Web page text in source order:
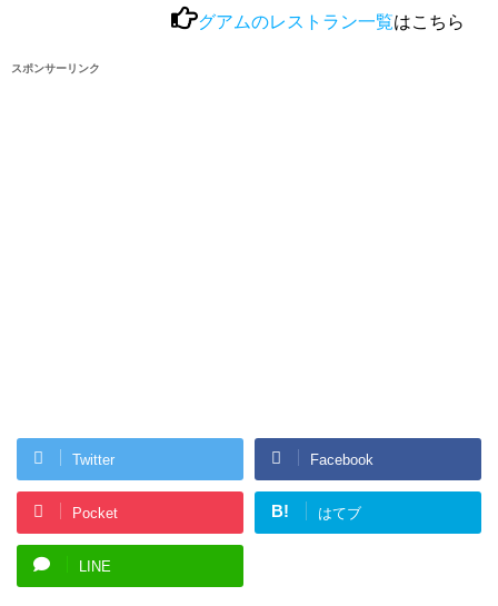
グアムのレストラン一覧はこちら
スポンサーリンク
Twitter Facebook
Pocket B! はてブ
LINE